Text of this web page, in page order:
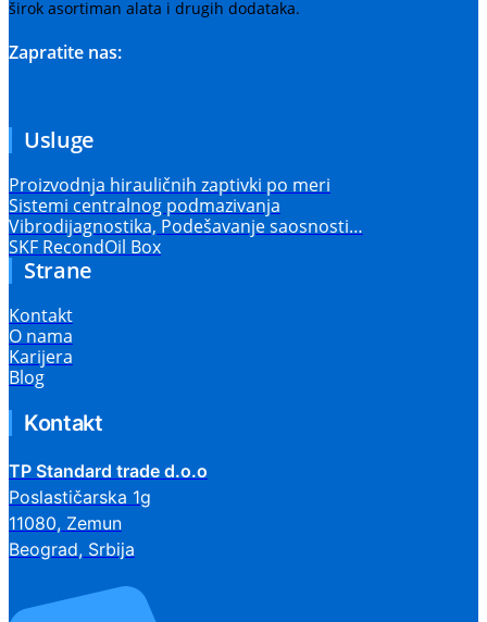
širok asortiman alata i drugih dodataka.
Zapratite nas:
Usluge
Proizvodnja hirauličnih zaptivki po meri
Sistemi centralnog podmazivanja
Vibrodijagnostika, Podešavanje saosnosti…
SKF RecondOil Box
Strane
Kontakt
O nama
Karijera
Blog
Kontakt
TP Standard trade d.o.o
Poslastičarska 1g
11080, Zemun
Beograd, Srbija